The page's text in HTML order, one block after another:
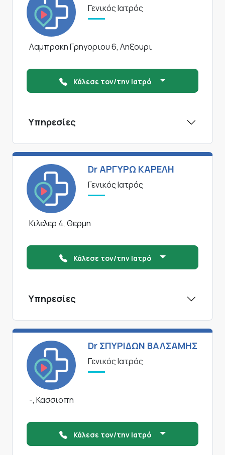
Γενικός Ιατρός
Λαμπρακη Γρηγοριου 6, Ληξουρι
Κάλεσε τον/την Ιατρό
Υπηρεσίες
Dr ΑΡΓΥΡΩ ΚΑΡΕΛΗ
Γενικός Ιατρός
Κιλελερ 4, Θερμη
Κάλεσε τον/την Ιατρό
Υπηρεσίες
Dr ΣΠΥΡΙΔΩΝ ΒΑΛΣΑΜΗΣ
Γενικός Ιατρός
-, Κασσιοπη
Κάλεσε τον/την Ιατρό